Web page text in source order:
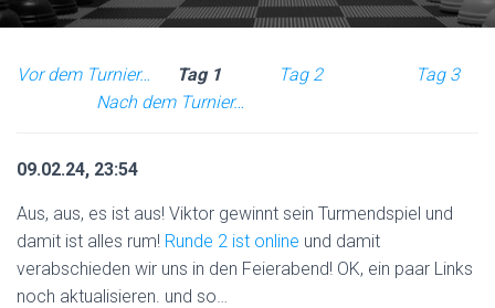
Vor dem Turnier… Tag 1 Tag 2
Tag 3
Nach dem Turnier…
09.02.24, 23:54
Aus, aus, es ist aus! Viktor gewinnt sein Turmendspiel und
damit ist alles rum! Runde 2 ist online und damit
verabschieden wir uns in den Feierabend! OK, ein paar Links
noch aktualisieren. und so…